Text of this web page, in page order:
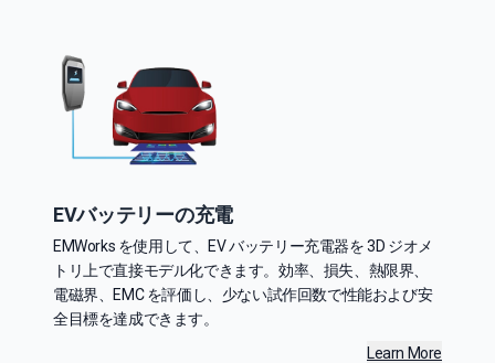
EVバッテリーの充電
EMWorks を使用して、EV バッテリー充電器を 3D ジオメ
トリ上で直接モデル化できます。効率、損失、熱限界、
電磁界、EMC を評価し、少ない試作回数で性能および安
全目標を達成できます。
Learn More